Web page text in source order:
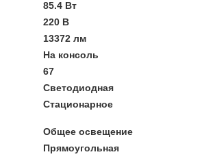
85.4 Вт
220 В
13372 лм
На консоль
67
Светодиодная
Стационарное
Общее освещение
Прямоугольная